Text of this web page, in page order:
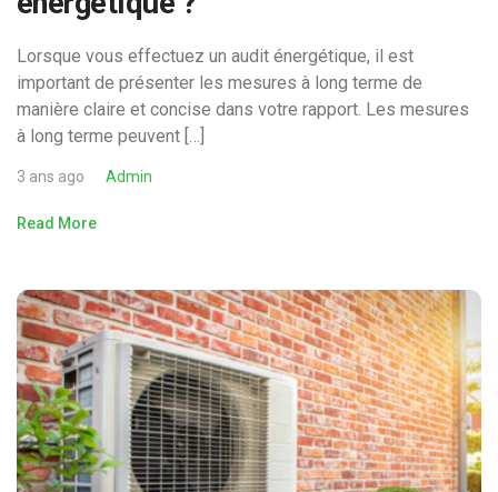
Lorsque vous effectuez un audit énergétique, il est
important de présenter les mesures à long terme de
manière claire et concise dans votre rapport. Les mesures
à long terme peuvent […]
3 ans ago Admin
Read More